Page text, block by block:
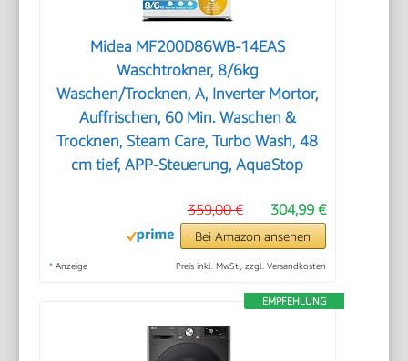
Midea MF200D86WB-14EAS
Waschtrokner, 8/6kg
Waschen/Trocknen, A, Inverter Mortor,
Auffrischen, 60 Min. Waschen &
Trocknen, Steam Care, Turbo Wash, 48
cm tief, APP-Steuerung, AquaStop
304,99 €
359,00 €
Bei Amazon ansehen
* Anzeige Preis inkl. MwSt., zzgl. Versandkosten
EMPFEHLUNG